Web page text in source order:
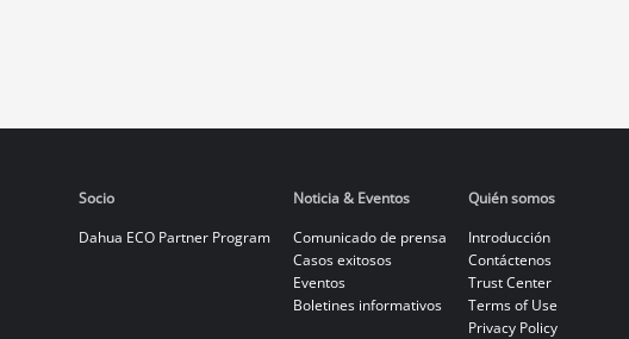
Socio
Dahua ECO Partner Program
Noticia & Eventos
Comunicado de prensa
Casos exitosos
Eventos
Boletines informativos
Quién somos
Introducción
Contáctenos
Trust Center
Terms of Use
Privacy Policy